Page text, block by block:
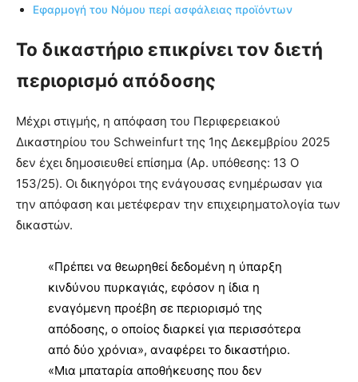
Εφαρμογή του Νόμου περί ασφάλειας προϊόντων
Το δικαστήριο επικρίνει τον διετή
περιορισμό απόδοσης
Μέχρι στιγμής, η απόφαση του Περιφερειακού
Δικαστηρίου του Schweinfurt της 1ης Δεκεμβρίου 2025
δεν έχει δημοσιευθεί επίσημα (Αρ. υπόθεσης: 13 O
153/25). Οι δικηγόροι της ενάγουσας ενημέρωσαν για
την απόφαση και μετέφεραν την επιχειρηματολογία των
δικαστών.
«Πρέπει να θεωρηθεί δεδομένη η ύπαρξη
κινδύνου πυρκαγιάς, εφόσον η ίδια η
εναγόμενη προέβη σε περιορισμό της
απόδοσης, ο οποίος διαρκεί για περισσότερα
από δύο χρόνια», αναφέρει το δικαστήριο.
«Μια μπαταρία αποθήκευσης που δεν